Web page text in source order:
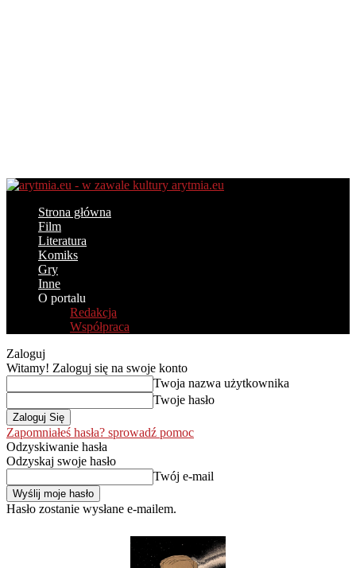
arytmia.eu
Strona główna
Film
Literatura
Komiks
Gry
Inne
O portalu
Redakcja
Współpraca
Zaloguj
Witamy! Zaloguj się na swoje konto
Twoja nazwa użytkownika
Twoje hasło
Zapomniałeś hasła? sprowadź pomoc
Odzyskiwanie hasła
Odzyskaj swoje hasło
Twój e-mail
Hasło zostanie wysłane e-mailem.